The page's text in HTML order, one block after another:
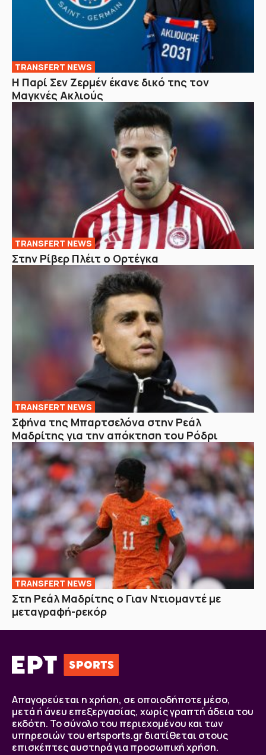
TRANSFERT NEWS
Η Παρί Σεν Ζερμέν έκανε δικό της τον
Μαγκνές Ακλιούς
TRANSFERT NEWS
Στην Ρίβερ Πλέιτ ο Ορτέγκα
TRANSFERT NEWS
Σφήνα της Μπαρτσελόνα στην Ρεάλ
Μαδρίτης για την απόκτηση του Ρόδρι
TRANSFERT NEWS
Στη Ρεάλ Μαδρίτης ο Γιαν Ντιομαντέ με
μεταγραφή-ρεκόρ
Απαγορεύεται η χρήση, σε οποιοδήποτε μέσο,
μετά ή άνευ επεξεργασίας, χωρίς γραπτή άδεια του
εκδότη. Το σύνολο του περιεχομένου και των
υπηρεσιών του ertsports.gr διατίθεται στους
επισκέπτες αυστηρά για προσωπική χρήση.